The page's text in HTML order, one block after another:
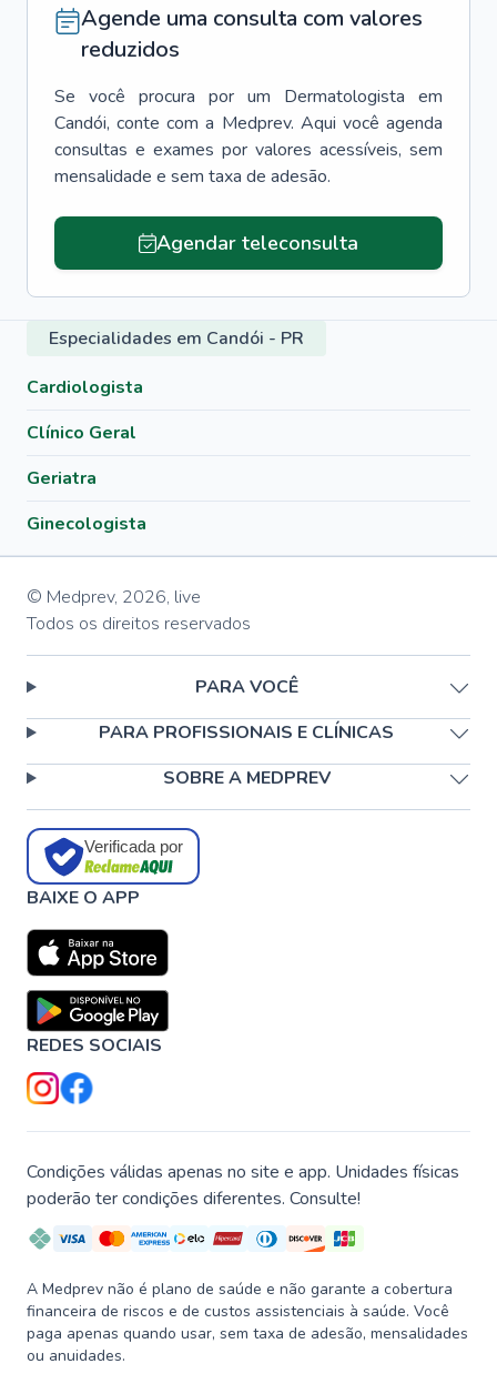
Agende uma consulta com valores
reduzidos
Se você procura por um Dermatologista em
Candói, conte com a Medprev. Aqui você agenda
consultas e exames por valores acessíveis, sem
mensalidade e sem taxa de adesão.
Agendar teleconsulta
Especialidades em Candói - PR
Cardiologista
Clínico Geral
Geriatra
Ginecologista
© Medprev, 2026, live
Todos os direitos reservados
PARA VOCÊ
PARA PROFISSIONAIS E CLÍNICAS
SOBRE A MEDPREV
Verificada por
BAIXE O APP
REDES SOCIAIS
Condições válidas apenas no site e app. Unidades físicas
poderão ter condições diferentes. Consulte!
A Medprev não é plano de saúde e não garante a cobertura
financeira de riscos e de custos assistenciais à saúde. Você
paga apenas quando usar, sem taxa de adesão, mensalidades
ou anuidades.